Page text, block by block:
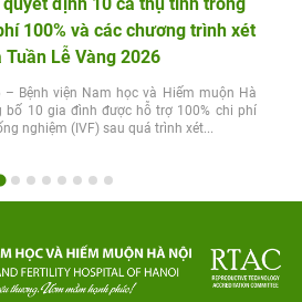
100% và các chương trình xét
Lễ Vàng 2026
Bệnh viện Nam học và Hiếm muộn Hà
bố 10 gia đình được hỗ trợ 100% chi phí
nghiệm (IVF) sau quá trình xét...